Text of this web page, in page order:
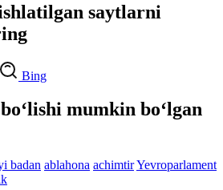
saytlarni
Bing
mumkin bo‘lgan
badan ablahona achimtirYevroparlament